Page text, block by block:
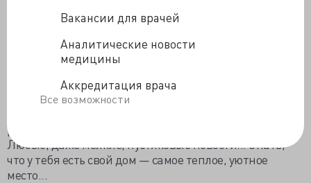
Вакансии для врачей
Аналитические новости
медицины
Аккредитация врача
Все возможности
молодая... Отец его предал — Димка так расценивал
его уход из семьи, — но мама... Мама никак не могла...
Это было бы чудовищной несправедливостью...
Димка хотел жить хорошо, по-доброму, по-
валиться?..
родителей твои дела — самое важное на свете...
Любые, даже мелкие, пустяковые новости... Знать,
что у тебя есть свой дом — самое теплое, уютное
место...